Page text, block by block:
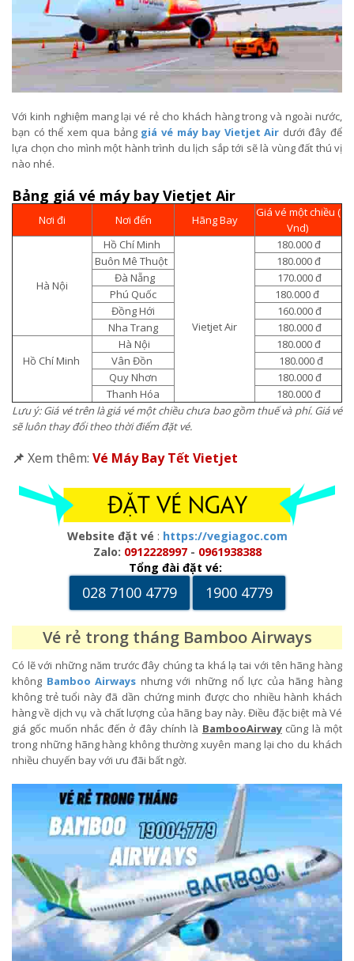
Với kinh nghiệm mang lại vé rẻ cho khách hàng trong và ngoài nước,
bạn có thể xem qua bảng giá vé máy bay Vietjet Air dưới đây để
lựa chọn cho mình một hành trình du lịch sắp tới sẽ là vùng đất thú vị
nào nhé.
Bảng giá vé máy bay Vietjet Air
Nơi đi Nơi đến Hãng Bay
Giá vé một chiều (
Vnd)
Hà Nội
Hồ Chí Minh
Vietjet Air
180.000 đ
Buôn Mê Thuột
180.000 đ
Đà Nẵng
170.000 đ
Phú Quốc
180.000 đ
Đồng Hới
160.000 đ
Nha Trang
180.000 đ
Hồ Chí Minh
Hà Nội
180.000 đ
Vân Đồn
180.000 đ
Quy Nhơn
180.000 đ
Thanh Hóa
180.000 đ
Lưu ý: Giá vé trên là giá vé một chiều chưa bao gồm thuế và phí. Giá vé
sẽ luôn thay đổi theo thời điểm đặt vé.
📌 Xem thêm: Vé Máy Bay Tết Vietjet
Website đặt vé : https://vegiagoc.com
Zalo: 0912228997- 0961938388
Tổng đài đặt vé:
028 7100 4779 1900 4779
Vé rẻ trong tháng Bamboo Airways
Có lẽ với những năm trước đây chúng ta khá lạ tai với tên hãng hàng
không Bamboo Airways nhưng với những nổ lực của hãng hàng
không trẻ tuổi này đã dần chứng minh được cho nhiều hành khách
hàng về dịch vụ và chất lượng của hãng bay này. Điều đặc biệt mà Vé
giá gốc muốn nhắc đến ở đây chính là BambooAirwaycũng là một
trong những hãng hàng không thường xuyên mang lại cho du khách
nhiều chuyến bay với ưu đãi bất ngờ.